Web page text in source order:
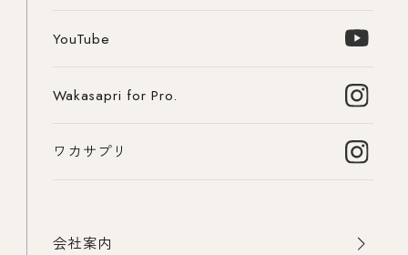
YouTube
Wakasapri for Pro.
ワカサプリ
会社案内